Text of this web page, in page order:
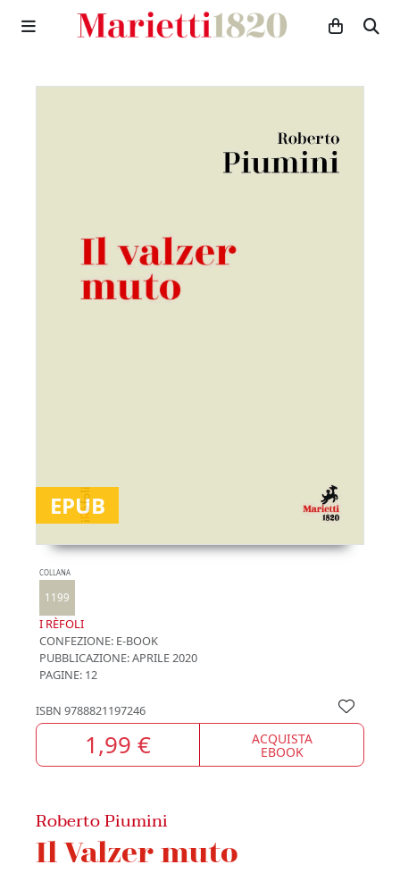
EPUB
COLLANA
1199
I RÈFOLI
CONFEZIONE: E-BOOK
PUBBLICAZIONE:APRILE 2020
PAGINE: 12
ISBN 9788821197246
1,99 € ACQUISTA
EBOOK
Roberto Piumini
Il Valzer muto